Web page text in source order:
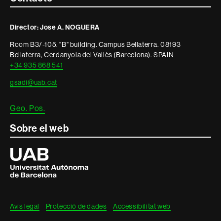
informació
legal
Director: Jose A. NOGUERA
Room B3/-105. "B" building. Campus Bellaterra. 08193
Bellaterra, Cerdanyola del Vallès (Barcelona). SPAIN
+34 935 868 541
gsadi@uab.cat
Geo. Pos.
Sobre el web
Universitat
Autònoma
de
Barcelona
Avís legal Protecció de dades Accessibilitat web